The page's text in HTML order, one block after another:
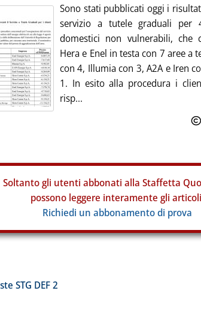
Sono stati pubblicati oggi i
servizio a tutele graduali per
domestici non vulnerabili, che
Hera e Enel in testa con 7 aree a
con 4, Illumia con 3, A2A e Iren
1. In esito alla procedura i
risp...
Soltanto gli utenti abbonati alla Staffetta
possono leggere interamente gli
Richiedi un abbonamento di prova
PDF alla notizia
STG DEF 2